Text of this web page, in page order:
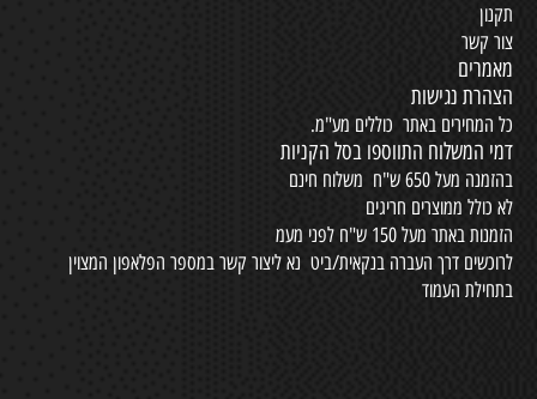
תקנון
צור קשר
מאמרים
הצהרת נגישות
כל המחירים באתר כוללים מע"מ.
דמי המשלוח התווספו בסל הקניות
בהזמנה מעל 650 ש"ח משלוח חינם
לא כולל ממוצרים חריגים
הזמנות באתר מעל 150 ש"ח לפני מעמ
לרוכשים דרך העברה בנקאית/ביט נא ליצור קשר במספר הפלאפון המצוין
בתחילת העמוד